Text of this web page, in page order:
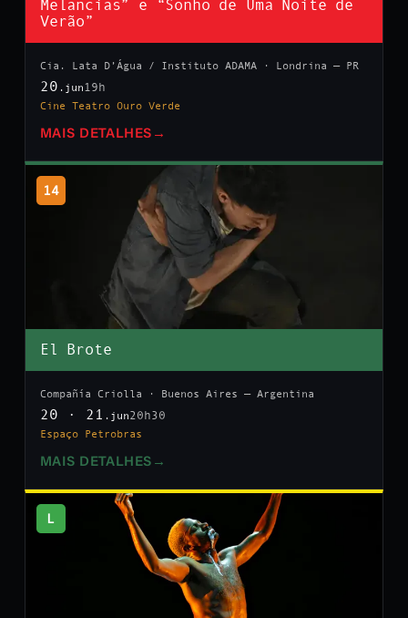
Melancias” e “Sonho de Uma Noite de
Verão”
Cia. Lata D’Água / Instituto ADAMA · Londrina — PR
20 .jun 19h
Cine Teatro Ouro Verde
MAIS DETALHES →
14
El Brote
Compañía Criolla · Buenos Aires — Argentina
20 · 21 .jun20h30
Espaço Petrobras
MAIS DETALHES →
L